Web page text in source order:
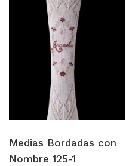
Medias Bordadas con
Nombre 125-1